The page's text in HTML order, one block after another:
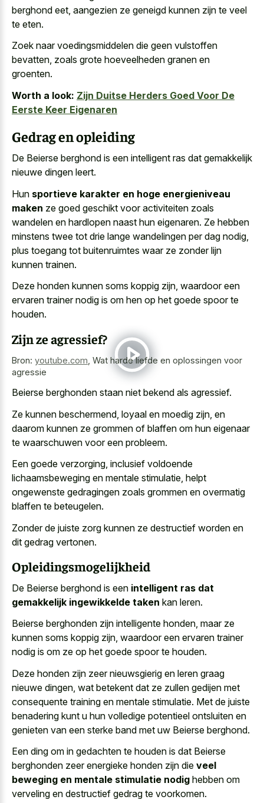
berghond eet, aangezien ze geneigd kunnen zijn te veel
te eten.
Zoek naar voedingsmiddelen die geen vulstoffen
bevatten, zoals grote hoeveelheden granen en
groenten.
Worth a look: Zijn Duitse Herders Goed Voor De
Eerste Keer Eigenaren
Gedrag en opleiding
De Beierse berghond is een intelligent ras dat gemakkelijk
nieuwe dingen leert.
Hun sportieve karakter en hoge energieniveau
maken ze goed geschikt voor activiteiten zoals
wandelen en hardlopen naast hun eigenaren. Ze hebben
minstens twee tot drie lange wandelingen per dag nodig,
plus toegang tot buitenruimtes waar ze zonder lijn
kunnen trainen.
Deze honden kunnen soms koppig zijn, waardoor een
ervaren trainer nodig is om hen op het goede spoor te
houden.
Zijn ze agressief?
Bron: youtube.com Wat harde liefde en oplossingen voor
agressie
Beierse berghonden staan niet bekend als agressief.
Ze kunnen beschermend, loyaal en moedig zijn, en
daarom kunnen ze grommen of blaffen om hun eigenaar
te waarschuwen voor een probleem.
Een goede verzorging, inclusief voldoende
lichaamsbeweging en mentale stimulatie, helpt
ongewenste gedragingen zoals grommen en overmatig
blaffen te beteugelen.
Zonder de juiste zorg kunnen ze destructief worden en
dit gedrag vertonen.
Opleidingsmogelijkheid
De Beierse berghond is een intelligent ras dat
gemakkelijk ingewikkelde taken kan leren.
Beierse berghonden zijn intelligente honden, maar ze
kunnen soms koppig zijn, waardoor een ervaren trainer
nodig is om ze op het goede spoor te houden.
Deze honden zijn zeer nieuwsgierig en leren graag
nieuwe dingen , wat betekent dat ze zullen gedijen met
consequente training en mentale stimulatie. Met de juiste
benadering kunt u hun volledige potentieel ontsluiten en
genieten van een sterke band met uw Beierse berghond.
Een ding om in gedachten te houden is dat Beierse
berghonden zeer energieke honden zijn die veel
beweging en mentale stimulatie nodig hebben om
verveling en destructief gedrag te voorkomen.